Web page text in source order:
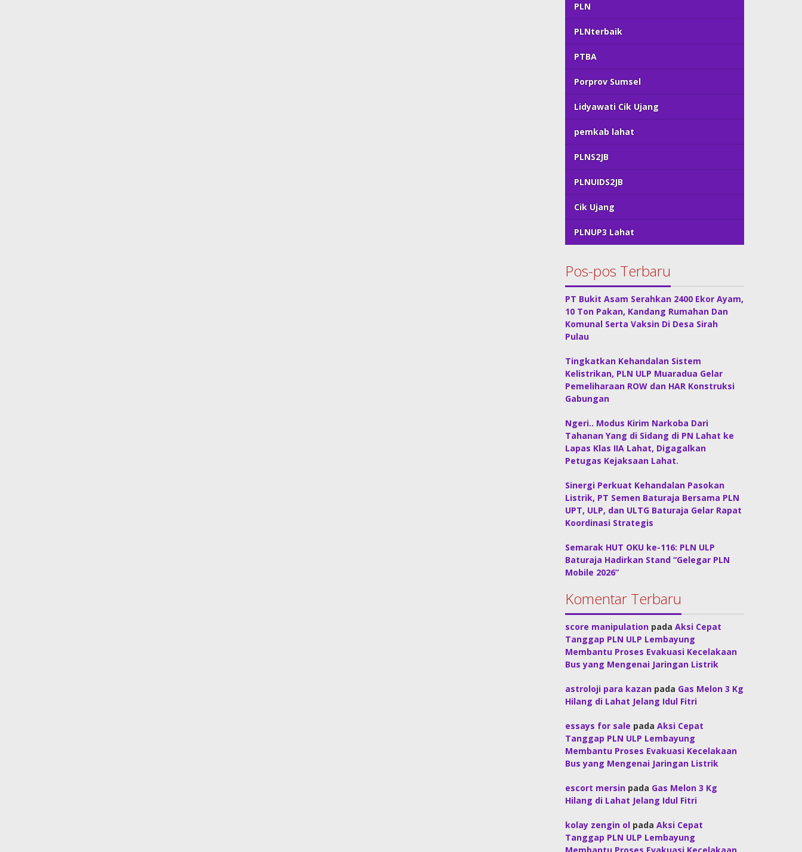
PLN
PLNterbaik
PTBA
Porprov Sumsel
Lidyawati Cik Ujang
pemkab lahat
PLNS2JB
PLNUIDS2JB
Cik Ujang
PLNUP3 Lahat
Pos-pos Terbaru
PT Bukit Asam Serahkan 2400 Ekor Ayam,
10 Ton Pakan, Kandang Rumahan Dan
Komunal Serta Vaksin Di Desa Sirah
Pulau
Tingkatkan Kehandalan Sistem
Kelistrikan, PLN ULP Muaradua Gelar
Pemeliharaan ROW dan HAR Konstruksi
Gabungan
Ngeri.. Modus Kirim Narkoba Dari
Tahanan Yang di Sidang di PN Lahat ke
Lapas Klas IIA Lahat, Digagalkan
Petugas Kejaksaan Lahat.
Sinergi Perkuat Kehandalan Pasokan
Listrik, PT Semen Baturaja Bersama PLN
UPT, ULP, dan ULTG Baturaja Gelar Rapat
Koordinasi Strategis
Semarak HUT OKU ke-116: PLN ULP
Baturaja Hadirkan Stand “Gelegar PLN
Mobile 2026”
Komentar Terbaru
score manipulation padaAksi Cepat
Tanggap PLN ULP Lembayung
Membantu Proses Evakuasi Kecelakaan
Bus yang Mengenai Jaringan Listrik
astroloji para kazan pada Gas Melon 3 Kg
Hilang di Lahat Jelang Idul Fitri
essays for sale padaAksi Cepat
Tanggap PLN ULP Lembayung
Membantu Proses Evakuasi Kecelakaan
Bus yang Mengenai Jaringan Listrik
escort mersin pada Gas Melon 3 Kg
Hilang di Lahat Jelang Idul Fitri
kolay zengin ol padaAksi Cepat
Tanggap PLN ULP Lembayung